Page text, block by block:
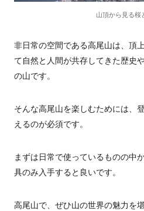
山頂から見る桜
非日常の空間である高尾山は、頂
て自然と人間が共存してきた歴史
の山です。
そんな高尾山を楽しむためには、
えるのが必須です。
まずは日常で使っているものの中
具のみ入手すると良いです。
高尾山で、ぜひ山の世界の魅力を